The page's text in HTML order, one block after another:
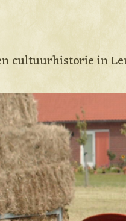
cultuurhistorie in